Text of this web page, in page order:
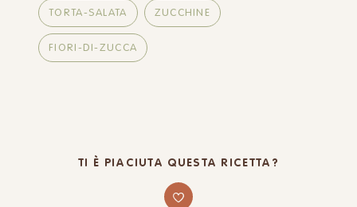
TORTA-SALATA ZUCCHINE
FIORI-DI-ZUCCA
TI È PIACIUTA QUESTA RICETTA?